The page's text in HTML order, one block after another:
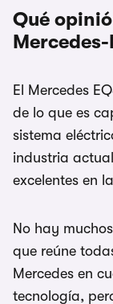
Qué
Mercedes-
El Mercedes
de lo que es
sistema
industria
excelentes en
No hay
que reúne
Mercedes en
tecnología,